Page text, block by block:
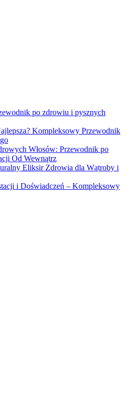
po zdrowiu i pysznych
Kompleksowy Przewodnik
Włosów: Przewodnik po
Od Wewnątrz
Eliksir Zdrowia dla Wątroby i
i Doświadczeń – Kompleksowy